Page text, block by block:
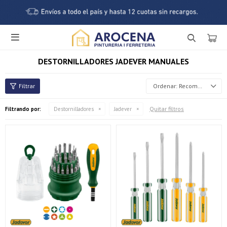

DESTORNILLADORES JADEVER MANUALES
Recomendados
Filtrando por: Destornilladores Jadever Quitar filtros